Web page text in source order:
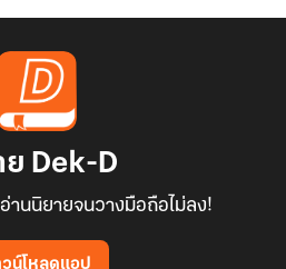
ย Dek-D
นนิยายจนวางมือถือไม่ลง!
น์โหลดแอป